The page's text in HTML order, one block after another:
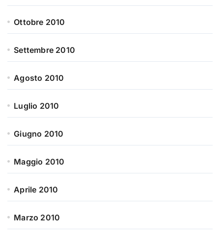
Ottobre 2010
Settembre 2010
Agosto 2010
Luglio 2010
Giugno 2010
Maggio 2010
Aprile 2010
Marzo 2010